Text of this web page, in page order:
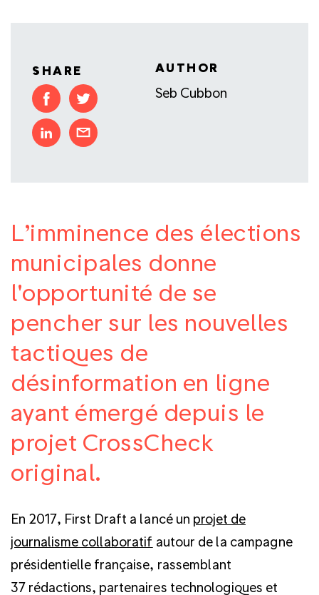
SHARE AUTHOR
Seb Cubbon
L’imminence des élections
municipales donne
l'opportunité de se
pencher sur les nouvelles
tactiques de
désinformation en ligne
ayant émergé depuis le
projet CrossCheck
original.
En 2017, First Draft a lancé un projet de
journalisme collaboratif autour de la campagne
présidentielle française, rassemblant
37 rédactions, partenaires technologiques et